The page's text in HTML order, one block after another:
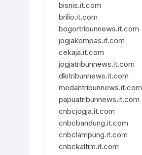
bisnis.it.com
brilio.it.com
bogortribunnews.it.com
jogjakompas.it.com
cekaja.it.com
jogjatribunnews.it.com
dkitribunnews.it.com
medantribunnews.it.com
papuatribunnews.it.com
cnbcjogja.it.com
cnbcbandung.it.com
cnbclampung.it.com
cnbckaltim.it.com